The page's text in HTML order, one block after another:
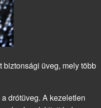
üveg, mely több
drótüveg. A kezeletlen